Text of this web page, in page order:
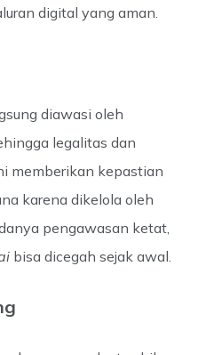
digital yang aman.
diawasi oleh
legalitas dan
memberikan kepastian
karena dikelola oleh
pengawasan ketat,
bisa dicegah sejak awal.